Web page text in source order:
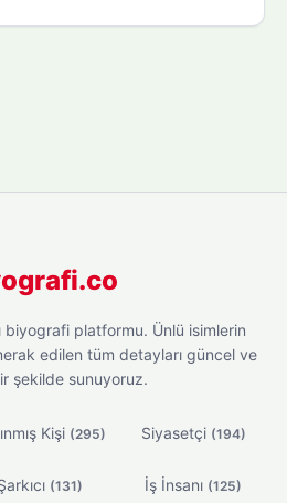
biyografi platformu. Ünlü isimlerin
edilen tüm detayları güncel ve
şekilde sunuyoruz.
Kişi (295) Siyasetçi (194)
(131) İş İnsanı (125)